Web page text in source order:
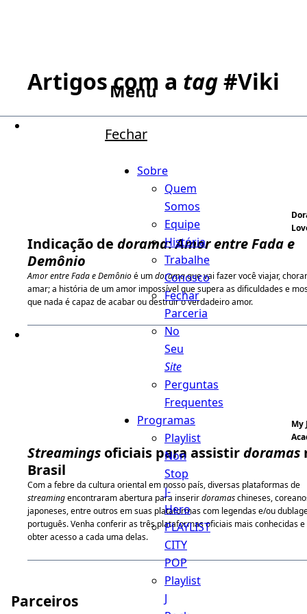
Menu
Fechar
Sobre
Quem
Somos
Equipe
História
Trabalhe
Conosco
Fechar
Parceria
No
Seu
Site
Perguntas
Frequentes
Programas
Playlist
Non
Stop
J-
Hero
PLAYLIST
CITY
POP
Playlist
J
Artigos com a tag#Viki
Indicação de dorama:Amor entre Fada e
Demônio
Amor entre Fada e Demônioé umdoramaque vai fazer você viajar,
amar; a história de um amor impossível que supera as dificuldades e
que nada é capaz de acabar ou destruir o verdadeiro amor.
My
Streamings oficiais para assistir doramas
Brasil
Com a febre da cultura oriental em nosso país, diversas plataformas de
streamingencontraram abertura para inserirdoramaschineses,
japoneses, entre outros em suas plataformas com legendas e/ou
português. Venha conferir as três plataformas oficiais mais conhecidas
obter acesso a cada uma delas.
Parceiros